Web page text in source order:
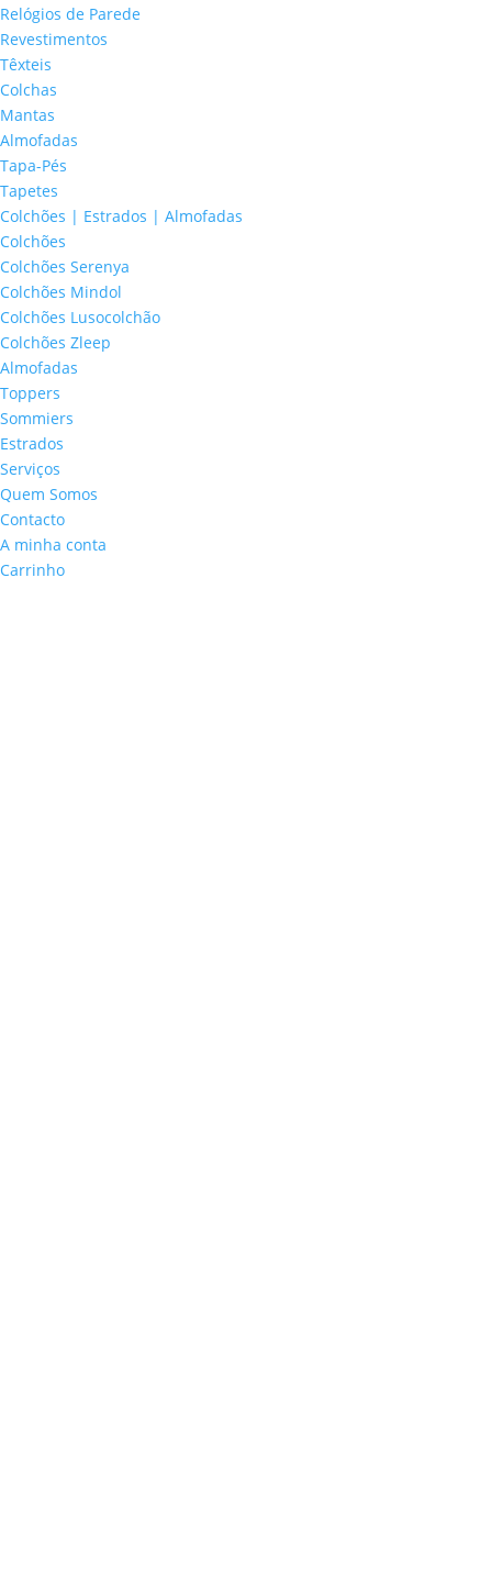
Relógios de Parede
Revestimentos
Têxteis
Colchas
Mantas
Almofadas
Tapa-Pés
Tapetes
Colchões | Estrados | Almofadas
Colchões
Colchões Serenya
Colchões Mindol
Colchões Lusocolchão
Colchões Zleep
Almofadas
Toppers
Sommiers
Estrados
Serviços
Quem Somos
Contacto
A minha conta
Carrinho